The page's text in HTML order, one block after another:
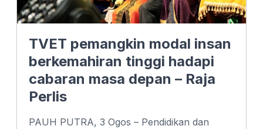
TVET pemangkin modal insan
berkemahiran tinggi hadapi
cabaran masa depan – Raja
Perlis
PAUH PUTRA, 3 Ogos – Pendidikan dan